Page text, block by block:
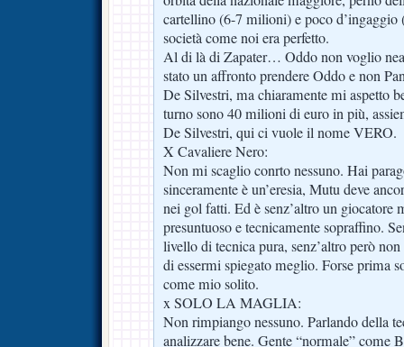
cartellino (6-7 milioni) e poco
società come noi era perfetto.
Al di là di Zapater… Oddo non voglio
stato un affronto prendere Oddo e non
De Silvestri, ma chiaramente mi aspetto
turno sono 40 milioni di euro in più,
De Silvestri, qui ci vuole il nome VERO.
X Cavaliere Nero:
Non mi scaglio conrto nessuno. Hai
sinceramente è un’eresia, Mutu deve
nei gol fatti. Ed è senz’altro un giocatore
presuntuoso e tecnicamente sopraffino.
livello di tecnica pura, senz’altro però
di essermi spiegato meglio. Forse prima
come mio solito.
x SOLO LA MAGLIA:
Non rimpiango nessuno. Parlando della
analizzare bene. Gente “normale” come